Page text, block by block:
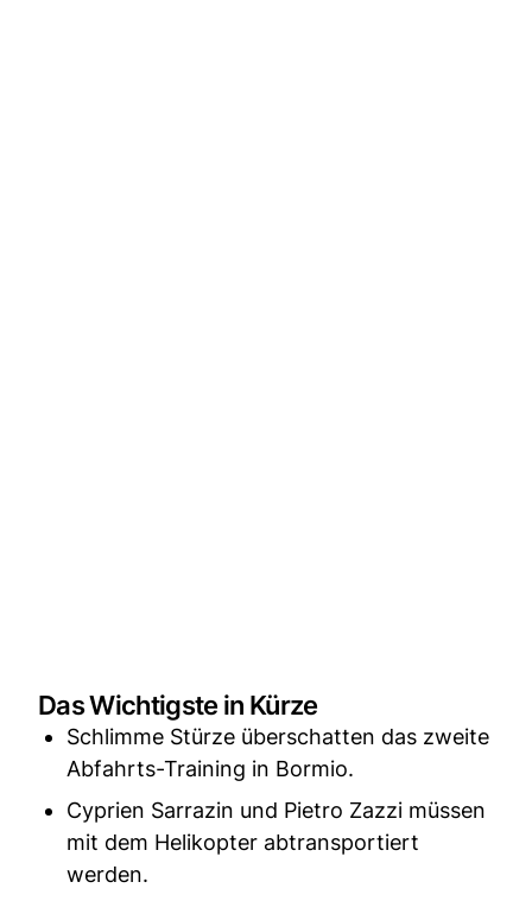
Das Wichtigste in Kürze
Schlimme Stürze überschatten das zweite
Abfahrts-Training in Bormio.
Cyprien Sarrazin und Pietro Zazzi müssen
mit dem Helikopter abtransportiert
werden.